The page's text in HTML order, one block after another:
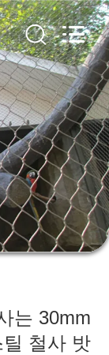
는 30mm
철사 밧